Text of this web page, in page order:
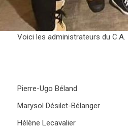
Voici les administrateurs du C.A.
Pierre-Ugo
Marysol Désilet-
Hélène